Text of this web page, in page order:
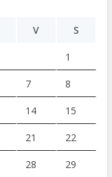
V S
1
7 8
14 15
21 22
28 29